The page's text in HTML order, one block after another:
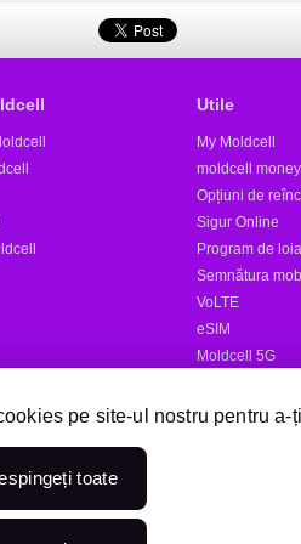
Utile
My Moldcell
moldcell money
Opțiuni de
Sigur Online
Program de
Semnătura
VoLTE
eSIM
Moldcell 5G
Reîncărcare online
pe site-ul nostru pentru
toate